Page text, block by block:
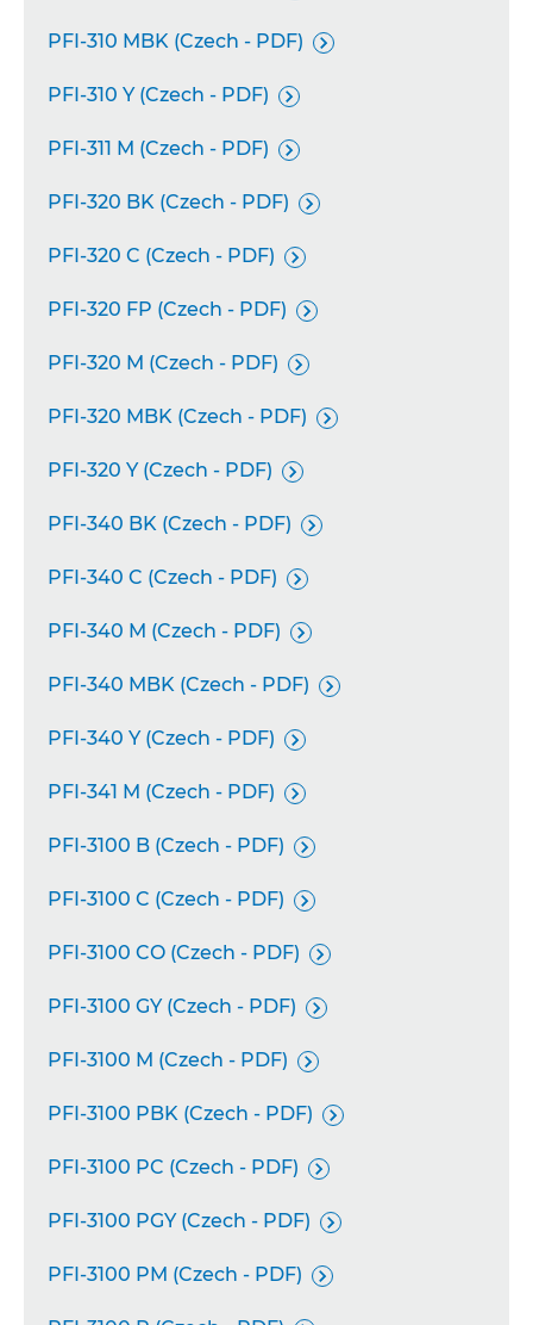
PFI-310 MBK (Czech - PDF) 
PFI-310 Y (Czech - PDF) 
PFI-311 M (Czech - PDF) 
PFI-320 BK (Czech - PDF) 
PFI-320 C (Czech - PDF) 
PFI-320 FP (Czech - PDF) 
PFI-320 M (Czech - PDF) 
PFI-320 MBK (Czech - PDF) 
PFI-320 Y (Czech - PDF) 
PFI-340 BK (Czech - PDF) 
PFI-340 C (Czech - PDF) 
PFI-340 M (Czech - PDF) 
PFI-340 MBK (Czech - PDF) 
PFI-340 Y (Czech - PDF) 
PFI-341 M (Czech - PDF) 
PFI-3100 B (Czech - PDF) 
PFI-3100 C (Czech - PDF) 
PFI-3100 CO (Czech - PDF) 
PFI-3100 GY (Czech - PDF) 
PFI-3100 M (Czech - PDF) 
PFI-3100 PBK (Czech - PDF) 
PFI-3100 PC (Czech - PDF) 
PFI-3100 PGY (Czech - PDF) 
PFI-3100 PM (Czech - PDF) 